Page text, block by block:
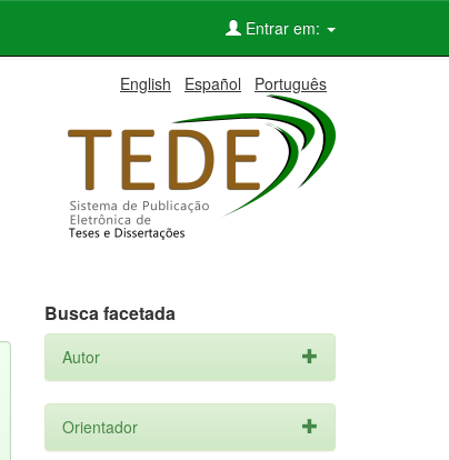
Entrar em:
English Español Português
Busca facetada
Autor
Orientador